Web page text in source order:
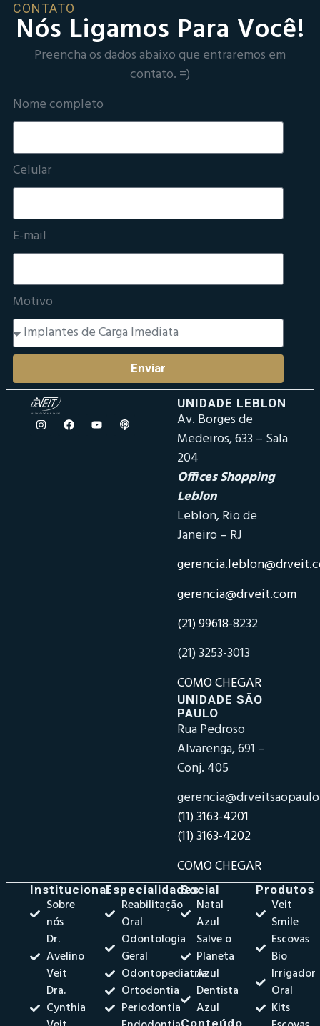
CONTATO
Nós Ligamos Para Você!
Preencha os dados abaixo que entraremos em
contato. =)
Nome completo
Celular
E-mail
Motivo
Enviar
UNIDADE LEBLON
Av. Borges de
Medeiros, 633 – Sala
204
Offices Shopping
Leblon
Leblon, Rio de
Janeiro – RJ
gerencia@drveit.com
(21) 99618-8232
(21) 3253-3013
COMO CHEGAR
UNIDADE SÃO
PAULO
Rua Pedroso
Alvarenga, 691 –
Conj. 405
(11) 3163-4201
(11) 3163-4202
COMO CHEGAR
Institucional
Sobre
nós
Dr.
Avelino
Veit
Dra.
Cynthia
Especialidades
Reabilitação
Oral
Odontologia
Geral
Odontopediatria
Ortodontia
Periodontia
Social
Natal
Azul
Salve o
Planeta
Azul
Dentista
Azul
Conteúdo
Produtos
Veit
Smile
Escovas
Bio
Irrigador
Oral
Kits